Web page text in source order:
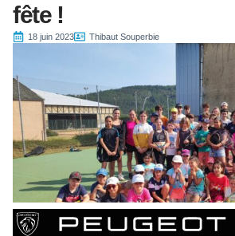
fête !
18 juin 2023 Thibaut Souperbie